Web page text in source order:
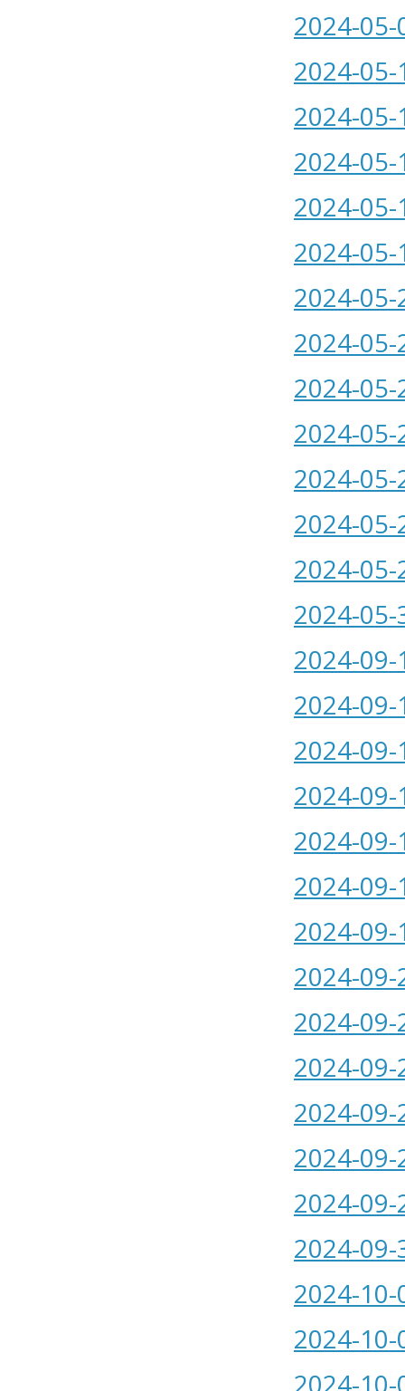
2024-
2024-
2024-
2024-
2024-
2024-
2024-
2024-
2024-
2024-
2024-
2024-
2024-
2024-
2024-
2024-
2024-
2024-
2024-
2024-
2024-
2024-
2024-
2024-
2024-
2024-
2024-
2024-
2024-
2024-
2024-